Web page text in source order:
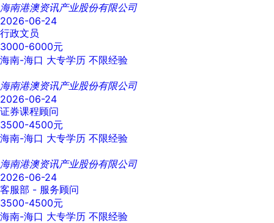
海南港澳资讯产业股份有限公司
2026-06-24
行政文员
3000-6000元
海南-海口 大专学历 不限经验
海南港澳资讯产业股份有限公司
2026-06-24
证券课程顾问
3500-4500元
海南-海口 大专学历 不限经验
海南港澳资讯产业股份有限公司
2026-06-24
客服部 - 服务顾问
3500-4500元
海南-海口 大专学历 不限经验